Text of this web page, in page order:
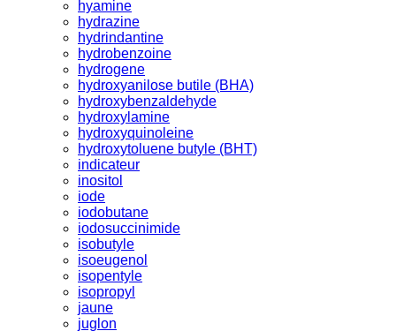
hyamine
hydrazine
hydrindantine
hydrobenzoine
hydrogene
hydroxyanilose butile (BHA)
hydroxybenzaldehyde
hydroxylamine
hydroxyquinoleine
hydroxytoluene butyle (BHT)
indicateur
inositol
iode
iodobutane
iodosuccinimide
isobutyle
isoeugenol
isopentyle
isopropyl
jaune
juglon